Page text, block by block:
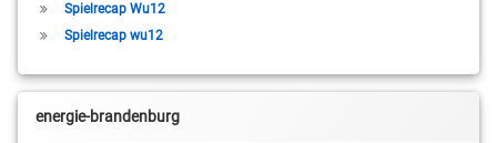
Spielrecap Wu12
Spielrecap wu12
energie-brandenburg